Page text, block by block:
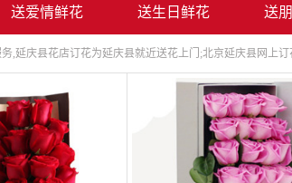
送爱情鲜花 送生日鲜花 送
,延庆县花店订花为延庆县就近送花上门;北京延庆县网上订